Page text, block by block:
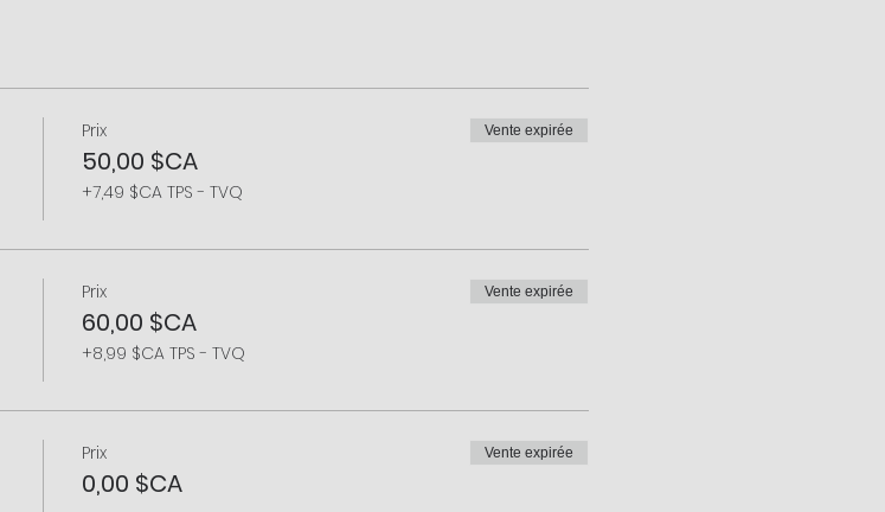
Prix
50,00 $CA
+7,49 $CA TPS - TVQ
Vente expirée
Prix
60,00 $CA
+8,99 $CA TPS - TVQ
Vente expirée
Prix
0,00 $CA
Vente expirée